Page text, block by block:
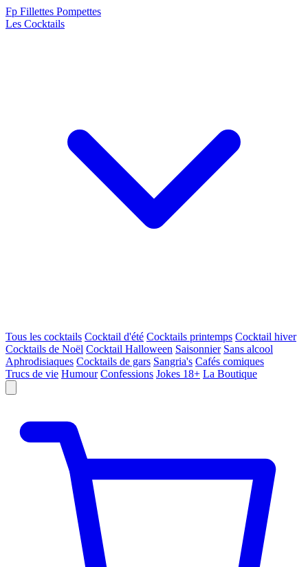
Fp Fillettes Pompettes
Les Cocktails
Tous les cocktails Cocktail d'été Cocktails printemps Cocktail hiver
Cocktails de Noël Cocktail Halloween Saisonnier Sans alcool
Aphrodisiaques Cocktails de gars Sangria's Cafés comiques
Trucs de vie Humour Confessions Jokes 18+ La Boutique